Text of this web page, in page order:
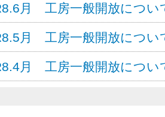
月 工房一般開放につい
月 工房一般開放につい
月 工房一般開放につい